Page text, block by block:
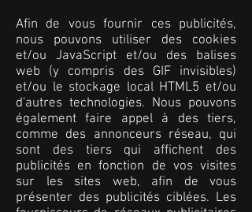
Afin de vous fournir ces publicités,
nous pouvons utiliser des cookies
et/ou JavaScript et/ou des balises
web (y compris des GIF invisibles)
et/ou le stockage local HTML5 et/ou
d'autres technologies. Nous pouvons
également faire appel à des tiers,
comme des annonceurs réseau, qui
sont des tiers qui affichent des
publicités en fonction de vos visites
sur les sites web, afin de vous
présenter des publicités ciblées. Les